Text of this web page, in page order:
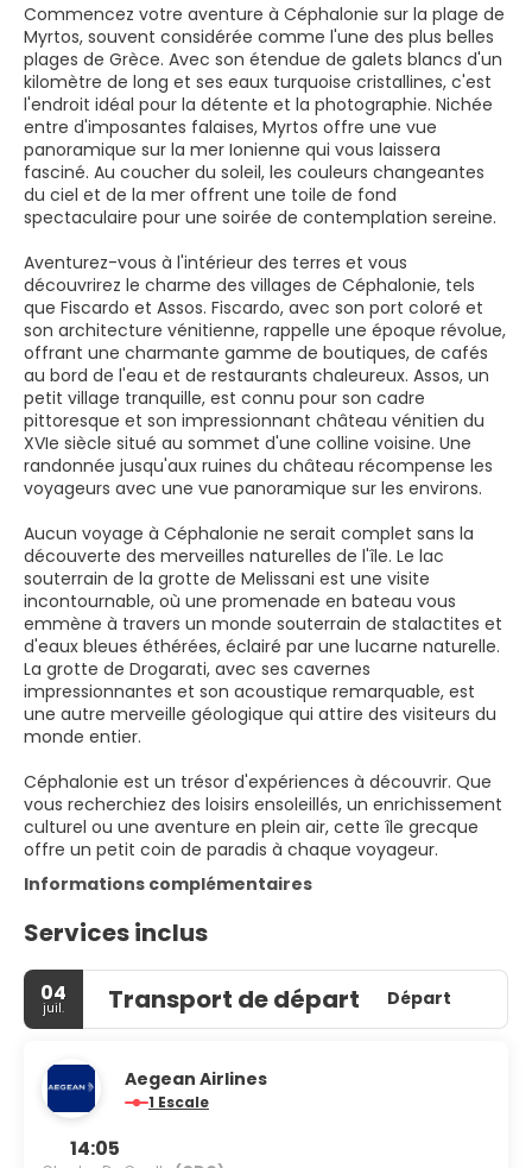
Commencez votre aventure à Céphalonie sur la plage de
Myrtos, souvent considérée comme l'une des plus belles
plages de Grèce. Avec son étendue de galets blancs d'un
kilomètre de long et ses eaux turquoise cristallines, c'est
l'endroit idéal pour la détente et la photographie. Nichée
entre d'imposantes falaises, Myrtos offre une vue
panoramique sur la mer Ionienne qui vous laissera
fasciné. Au coucher du soleil, les couleurs changeantes
du ciel et de la mer offrent une toile de fond
spectaculaire pour une soirée de contemplation sereine.
Aventurez-vous à l'intérieur des terres et vous
découvrirez le charme des villages de Céphalonie, tels
que Fiscardo et Assos. Fiscardo, avec son port coloré et
son architecture vénitienne, rappelle une époque révolue,
offrant une charmante gamme de boutiques, de cafés
au bord de l'eau et de restaurants chaleureux. Assos, un
petit village tranquille, est connu pour son cadre
pittoresque et son impressionnant château vénitien du
XVIe siècle situé au sommet d'une colline voisine. Une
randonnée jusqu'aux ruines du château récompense les
voyageurs avec une vue panoramique sur les environs.
Aucun voyage à Céphalonie ne serait complet sans la
découverte des merveilles naturelles de l'île. Le lac
souterrain de la grotte de Melissani est une visite
incontournable, où une promenade en bateau vous
emmène à travers un monde souterrain de stalactites et
d'eaux bleues éthérées, éclairé par une lucarne naturelle.
La grotte de Drogarati, avec ses cavernes
impressionnantes et son acoustique remarquable, est
une autre merveille géologique qui attire des visiteurs du
monde entier.
Céphalonie est un trésor d'expériences à découvrir. Que
vous recherchiez des loisirs ensoleillés, un enrichissement
culturel ou une aventure en plein air, cette île grecque
offre un petit coin de paradis à chaque voyageur.
Informations complémentaires
Services inclus
04
juil. Transport de départ Départ
Aegean Airlines
1 Escale
14:05